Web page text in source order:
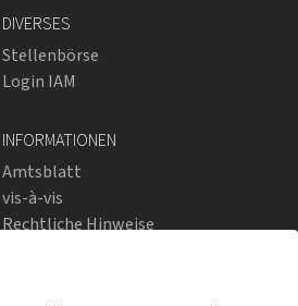
DIVERSES
Stellenbörse
Login IAM
INFORMATIONEN
Amtsblatt
vis-à-vis
Rechtliche Hinweise